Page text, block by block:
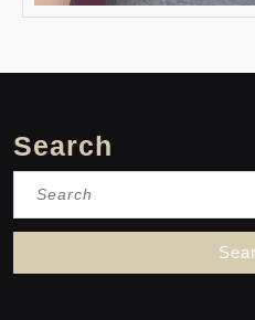
Search